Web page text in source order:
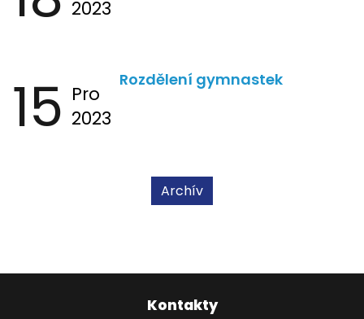
2023
15 Pro
2023
Rozdělení gymnastek
Archív
Kontakty